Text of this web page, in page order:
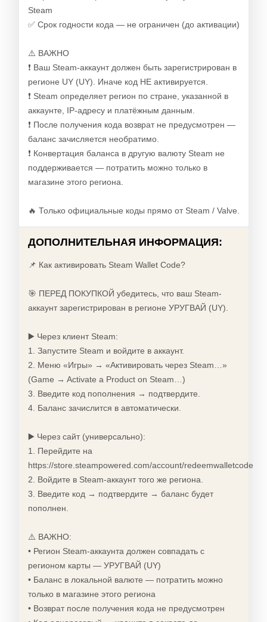
Steam
✅ Срок годности кода — не ограничен (до активации)
⚠️ ВАЖНО
❗ Ваш Steam-аккаунт должен быть зарегистрирован в
регионе UY (UY). Иначе код НЕ активируется.
❗ Steam определяет регион по стране, указанной в
аккаунте, IP-адресу и платёжным данным.
❗ После получения кода возврат не предусмотрен —
баланс зачисляется необратимо.
❗ Конвертация баланса в другую валюту Steam не
поддерживается — потратить можно только в
магазине этого региона.
🔥 Только официальные коды прямо от Steam / Valve.
ДОПОЛНИТЕЛЬНАЯ ИНФОРМАЦИЯ:
📌 Как активировать Steam Wallet Code?
🎯 ПЕРЕД ПОКУПКОЙ убедитесь, что ваш Steam-
аккаунт зарегистрирован в регионе УРУГВАЙ (UY).
▶️ Через клиент Steam:
1. Запустите Steam и войдите в аккаунт.
2. Меню «Игры» → «Активировать через Steam…»
(Game → Activate a Product on Steam…)
3. Введите код пополнения → подтвердите.
4. Баланс зачислится в автоматически.
▶️ Через сайт (универсально):
1. Перейдите на
https://store.steampowered.com/account/redeemwalletcode
2. Войдите в Steam-аккаунт того же региона.
3. Введите код → подтвердите → баланс будет
пополнен.
⚠️ ВАЖНО:
• Регион Steam-аккаунта должен совпадать с
регионом карты — УРУГВАЙ (UY)
• Баланс в локальной валюте — потратить можно
только в магазине этого региона
• Возврат после получения кода не предусмотрен